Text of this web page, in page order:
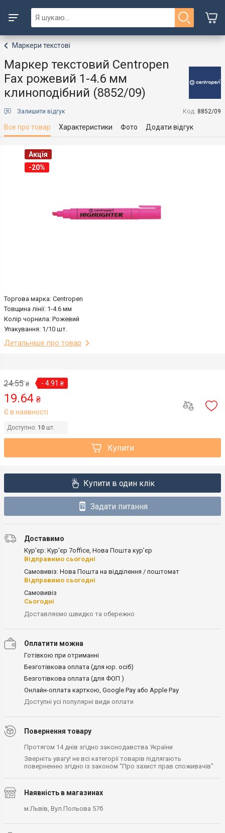
Маркери текстові
Маркер текстовий Centropen
Fax рожевий 1-4.6 мм
клиноподібний (8852/09)
Залишити відгук Код: 8852/09
Все про товар Характеристики Фото Додати відгук
Акція
-20%
Торгова марка: Centropen
Товщина лінії: 1-4.6 мм
Колір чорнила: Рожевий
Упакування: 1/10 шт.
Детальніше про товар
24.55 ₴ - 4.91 ₴
19.64 ₴
Є в наявності
Доступно: 10 шт.
Купити
Купити в один клік
Задати питання
Доставимо
Кур'єр: Кур'єр 7office, Нова Пошта кур’єр
Відправимо сьогодні
Самовивіз: Нова Пошта на відділення / поштомат
Відправимо сьогодні
Самовивіз
Сьогодні
Доставляємо швидко та обережно
Оплатити можна
Готівкою при отриманні
Безготівкова оплата (для юр. осіб)
Безготівкова оплата (для ФОП )
Онлайн-оплата карткою, Google Pay або Apple Pay
Доступні усі популярні види оплати
Повернення товару
Протягом 14 днів згідно законодавства України
Зверніть увагу! не всі категорії товарів підлягають
поверненню згідно із законом "Про захист прав споживачів"
Наявність в магазинах
м.Львів, Вул.Польова 57б